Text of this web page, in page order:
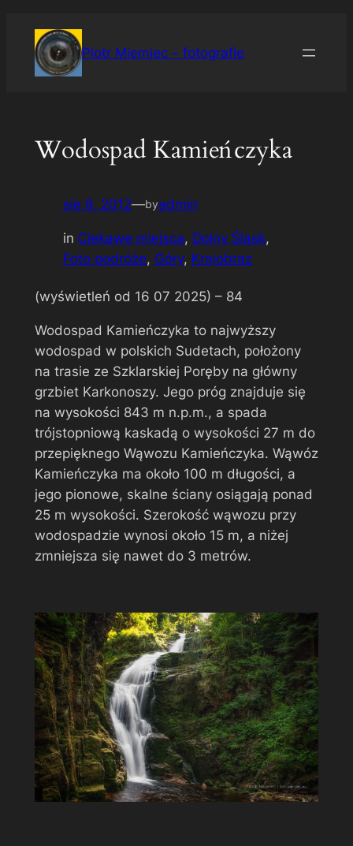
treści
Piotr Miemiec – fotografie
Wodospad Kamieńczyka
sie 8, 2012—byadmin
in Ciekawe miejsca, Dolny Śląsk
Foto podróże, Góry, Krajobraz
(wyświetleń od 16 07 2025) – 84
Wodospad Kamieńczyka to najwyższy
wodospad w polskich Sudetach, położony
na trasie ze Szklarskiej Poręby na główny
grzbiet Karkonoszy. Jego próg znajduje się
na wysokości 843 m n.p.m., a spada
trójstopniową kaskadą o wysokości 27 m do
przepięknego Wąwozu Kamieńczyka. Wąwóz
Kamieńczyka ma około 100 m długości, a
jego pionowe, skalne ściany osiągają ponad
25 m wysokości. Szerokość wąwozu przy
wodospadzie wynosi około 15 m, a niżej
zmniejsza się nawet do 3 metrów.